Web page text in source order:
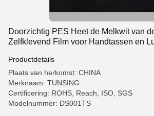
Doorzichtig PES Heet de Melkwit van
Zelfklevend Film voor Handtassen en
Productdetails
Plaats van herkomst: CHINA
Merknaam: TUNSING
Certificering: ROHS, Reach, ISO, SGS
Modelnummer: DS001TS